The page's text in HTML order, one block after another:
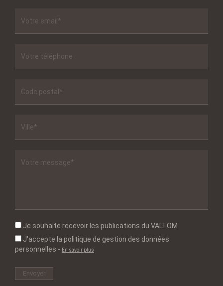
Je souhaite recevoir les publications du VALTOM
J'accepte la politique de gestion des données
personnelles - En savoir plus